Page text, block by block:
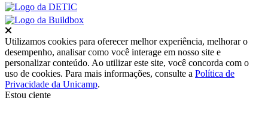
Utilizamos cookies para oferecer melhor experiência, melhorar o
desempenho, analisar como você interage em nosso site e
personalizar conteúdo. Ao utilizar este site, você concorda com o
uso de cookies. Para mais informações, consulte a Política de
Privacidade da Unicamp.
Estou ciente